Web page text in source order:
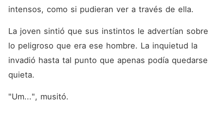
intensos, como si pudieran ver a través de ella.
La joven sintió que sus instintos le advertían sobre
lo peligroso que era ese hombre. La inquietud la
invadió hasta tal punto que apenas podía quedarse
quieta.
"Um...", musitó.